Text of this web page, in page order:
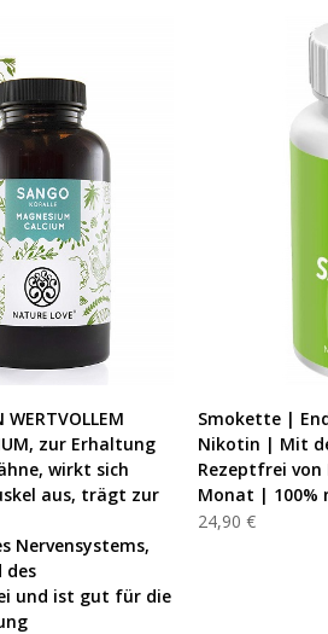
zur Erhaltung
wirkt sich
aus, trägt zur
Nervensystems,
des
und ist gut für die
Smokette |
Nikotin | Mit
Rezeptfrei von
Monat | 100%
24,90 €